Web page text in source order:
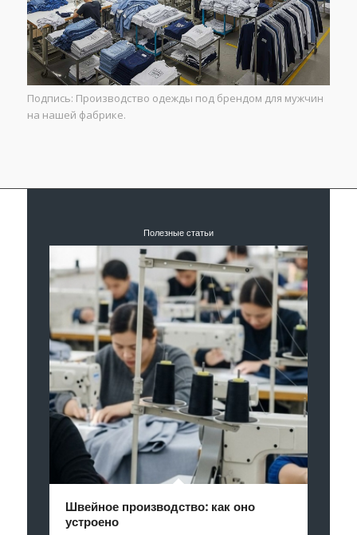
Подпись: Производство одежды под брендом для мужчин
на нашей фабрике.
Полезные статьи
Швейное производство: как оно
устроено